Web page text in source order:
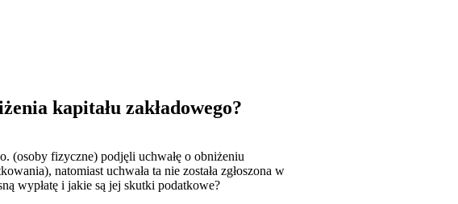
kapitału zakładowego?
(osoby fizyczne) podjęli uchwałę o obniżeniu
natomiast uchwała ta nie została zgłoszona w
wypłatę i jakie są jej skutki podatkowe?